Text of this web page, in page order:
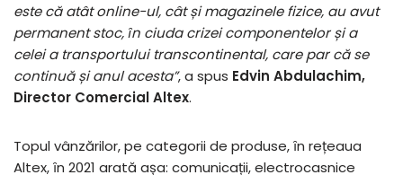
este că atât online-ul, cât și magazinele fizice, au avut
permanent stoc, ȋn ciuda crizei componentelor și a
celei a transportului transcontinental, care par că se
continuă și anul acesta”, a spus Edvin Abdulachim,
Director Comercial Altex.
Topul vânzărilor, pe categorii de produse, ȋn rețeaua
Altex, ȋn 2021 arată așa: comunicații, electrocasnice